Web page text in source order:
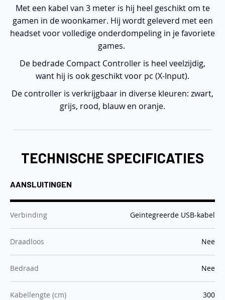
Met een kabel van 3 meter is hij heel geschikt om te
gamen in de woonkamer. Hij wordt geleverd met een
headset voor volledige onderdompeling in je favoriete
games.
De bedrade Compact Controller is heel veelzijdig,
want hij is ook geschikt voor pc (X-Input).
De controller is verkrijgbaar in diverse kleuren: zwart,
grijs, rood, blauw en oranje.
TECHNISCHE SPECIFICATIES
AANSLUITINGEN
Verbinding :Geïntegreerde USB-kabel
Draadloos :Nee
Bedraad :Nee
Kabellengte (cm) :300